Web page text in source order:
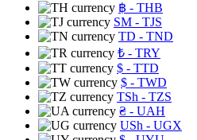
฿ - THB
ЅМ - TJS
TD - TND
₺ - TRY
$ - TTD
$ - TWD
TSh - TZS
₴ - UAH
USh - UGX